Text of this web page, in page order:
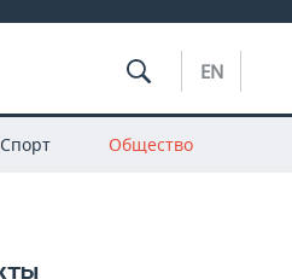
EN
Спорт Общество